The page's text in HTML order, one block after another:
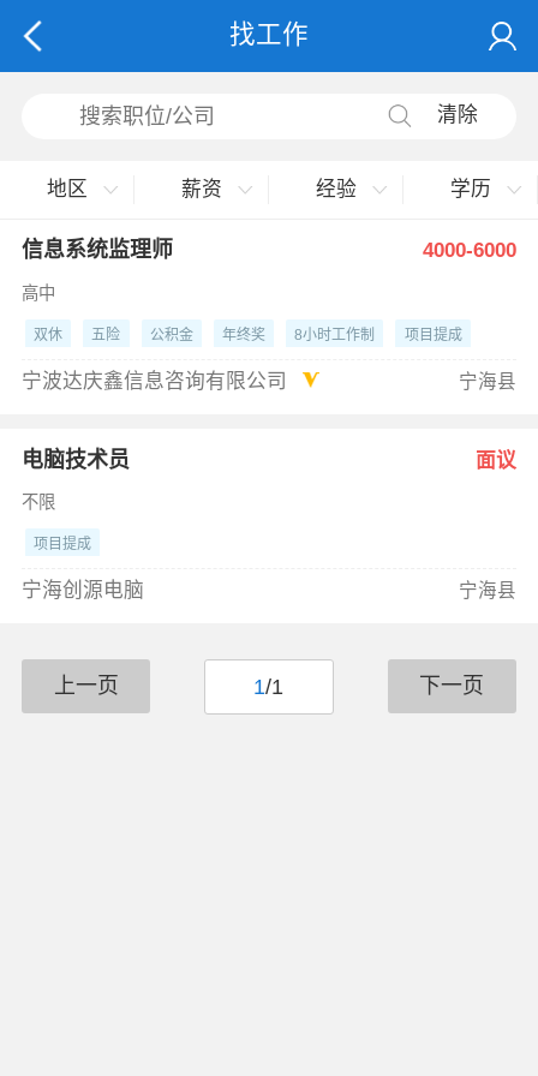
找工作
清除
地区 薪资 经验 学历
信息系统监理师 4000-6000
高中
双休 五险 公积金 年终奖 8小时工作制 项目提成
宁波达庆鑫信息咨询有限公司 宁海县
电脑技术员 面议
不限
项目提成
宁海创源电脑 宁海县
上一页 1/1 下一页